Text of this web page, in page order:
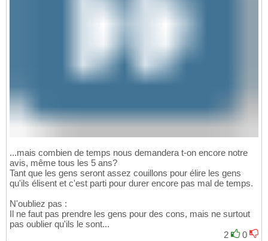
...mais combien de temps nous demandera t-on encore notre
avis, même tous les 5 ans?
Tant que les gens seront assez couillons pour élire les gens
qu'ils élisent et c'est parti pour durer encore pas mal de temps.
N'oubliez pas :
Il ne faut pas prendre les gens pour des cons, mais ne surtout
pas oublier qu'ils le sont...
2
0